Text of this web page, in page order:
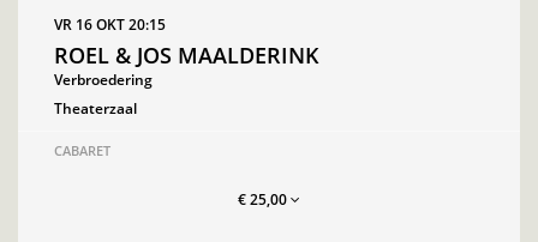
ROEL & JOS MAALDERINK
Verbroedering
VR 16 OKT20:15
Theaterzaal
CABARET
€ 25,00